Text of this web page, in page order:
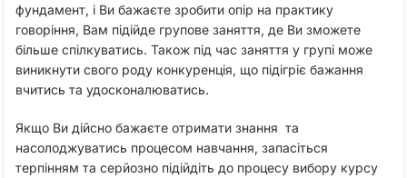
фундамент, і Ви бажаєте зробити опір на практику
говоріння, Вам підійде групове заняття, де Ви зможете
більше спілкуватись. Також під час заняття у групі може
виникнути свого роду конкуренція, що підігріє бажання
вчитись та удосконалюватись.
Якщо Ви дійсно бажаєте отримати знання та
насолоджуватись процесом навчання, запасіться
терпінням та серйозно підійдіть до процесу вибору курсу